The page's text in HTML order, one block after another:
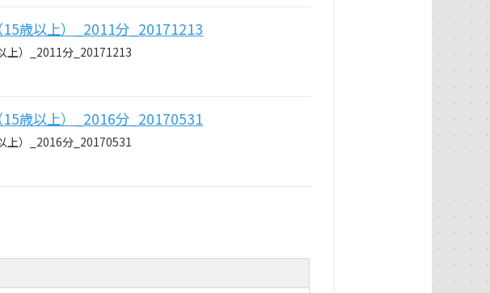
歳以上）_2011分_20171213
上）_2011分_20171213
歳以上）_2016分_20170531
上）_2016分_20170531